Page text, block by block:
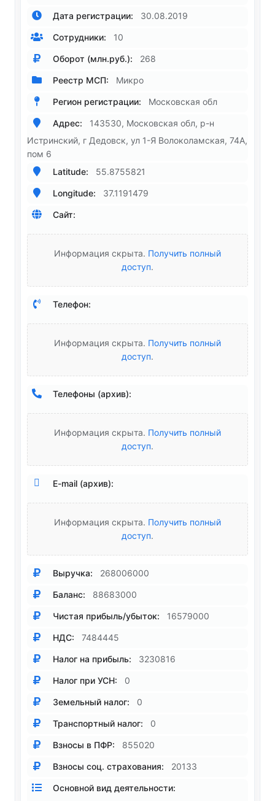
Дата регистрации: 30.08.2019
Сотрудники: 10
Оборот (млн.руб.): 268
Реестр МСП: Микро
Регион регистрации: Московская обл
Адрес:
143530, Московская обл, р-н
Истринский, г Дедовск, ул 1-Я Волоколамская, 74А,
пом 6
Latitude:
55.8755821
Longitude: 37.1191479
Сайт:
Информация скрыта. Получить полный
доступ.
Телефон:
Информация скрыта. Получить полный
доступ.
Телефоны (архив):
Информация скрыта. Получить полный
доступ.
E-mail (архив):
Информация скрыта. Получить полный
доступ.
Выручка: 268006000
Баланс: 88683000
Чистая прибыль/убыток: 16579000
НДС: 7484445
Налог на прибыль: 3230816
Налог при УСН: 0
Земельный налог: 0
Транспортный налог: 0
Взносы в ПФР: 855020
Взносы соц. страхования: 20133
Основной вид деятельности: